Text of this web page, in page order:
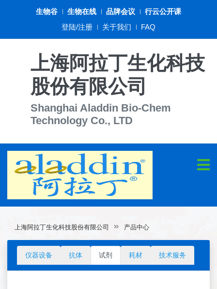
生物谷 生物在线 品牌会议
行云公开课
登陆/注册
关于我们 FAQ
上海阿拉丁生化科技
股份有限公司
Shanghai Aladdin Bio-Chem
Technology Co., LTD
上海阿拉丁生化科技股份有限公司 产品中心
仪器设备 抗体 试剂 耗材 技术服务